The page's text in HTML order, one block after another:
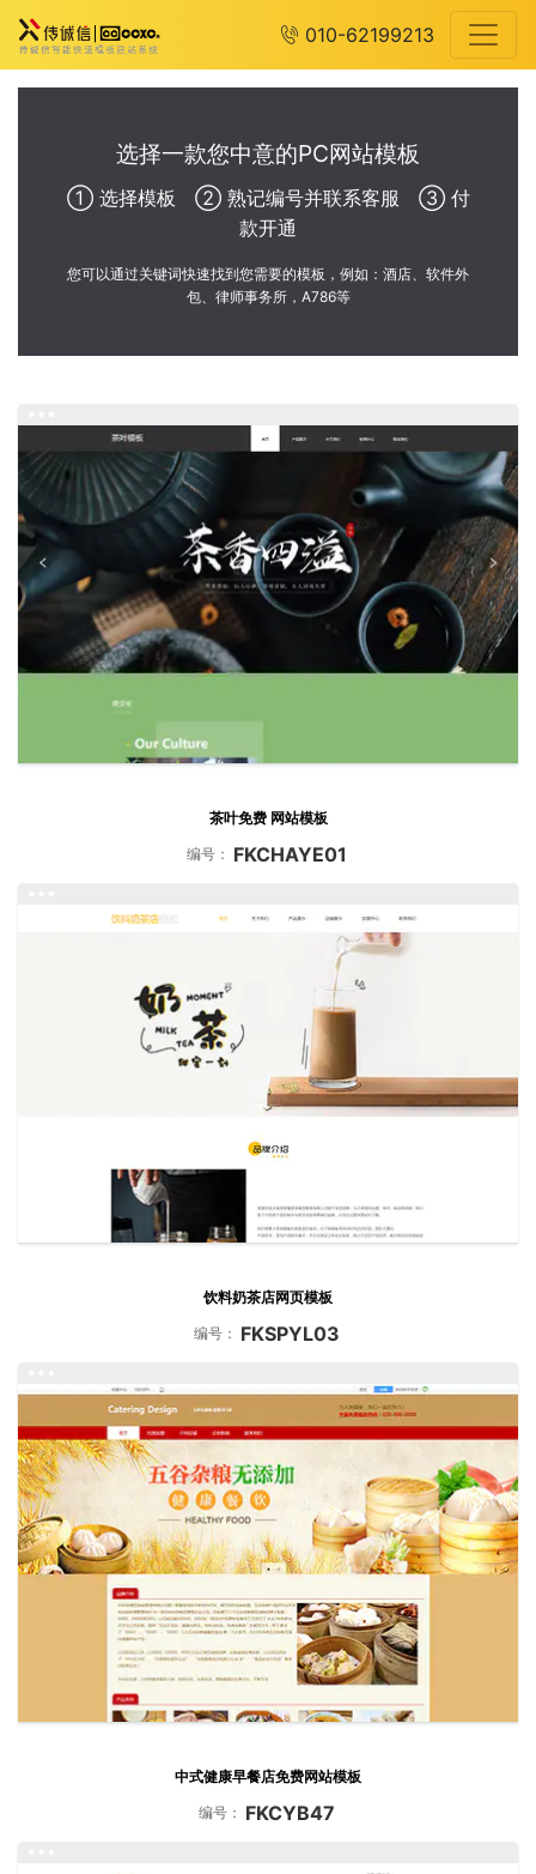
010-62199213
选择一款您中意的PC网站模板
① 选择模板 ② 熟记编号并联系客服 ③ 付
款开通
您可以通过关键词快速找到您需要的模板，例如：酒店、软件外
包、律师事务所，A786等
茶叶免费 网站模板
编号： FKCHAYE01
饮料奶茶店网页模板
编号： FKSPYL03
中式健康早餐店免费网站模板
编号： FKCYB47